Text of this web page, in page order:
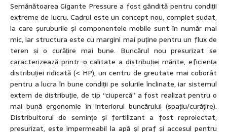
Semănătoarea Gigante Pressure a fost gândită pentru condiții
extreme de lucru. Cadrul este un concept nou, complet sudat,
la care șuruburile și componentele mobile sunt în număr mai
mic, iar structura este cu margini mai puține pentru un flux de
teren și o curățire mai bune. Buncărul nou presurizat se
caracterizează printr-o calitate a distribuției mărite, eficiența
distribuției ridicată (< HP), un centru de greutate mai coborât
pentru a lucra în bune condiții pe solurile înclinate, iar sistemul
extern de distribuție, de tip “ciupercă” a fost realizat pentru o
mai bună ergonomie în interiorul buncărului (spațiu/curățire).
Distribuitorul de semințe și fertilizant a fost reproiectat,
presurizat, este impermeabil la apă și praf și accesul pentru